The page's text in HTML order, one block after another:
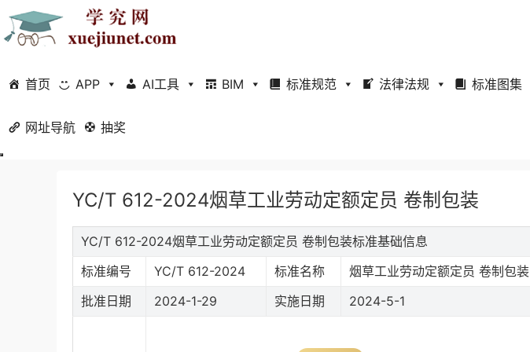
首页 APP AI工具 BIM 标准规范 法律法规 标准图集
网址导航 抽奖
当前位置：首页
YC/T 612-2024烟草工业劳动定额定员 卷制包装
YC/T 612-2024烟草工业劳动定额定员 卷制包装标准基础信息
标准编号
YC/T 612-2024 标准名称
烟草工业劳动定额定员 卷制包装
批准日期
2024-1-29 实施日期 2024-5-1